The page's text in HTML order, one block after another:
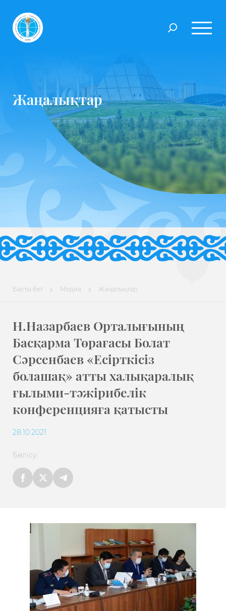
Жаңалықтар
Басты бет Медиа Жаңалықтар
Н.Назарбаев Орталығының
Басқарма Төрағасы Болат
Сәрсенбаев «Есірткісіз
болашақ» атты халықаралық
ғылыми-тәжірибелік
конференцияға қатысты
28.10.2021
Бөлісу